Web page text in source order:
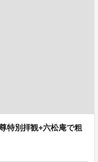
特別拝観+六松庵で粗